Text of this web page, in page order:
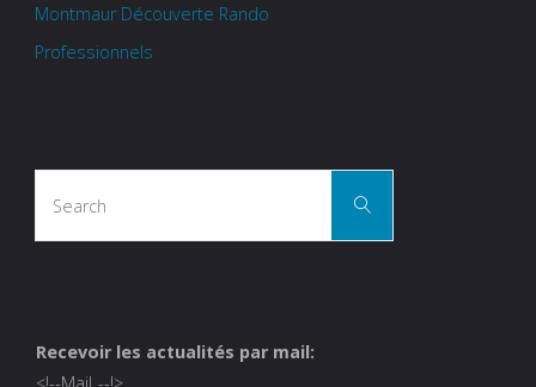
Montmaur Découverte Rando
Professionnels
Search
Recevoir les actualités par mail: